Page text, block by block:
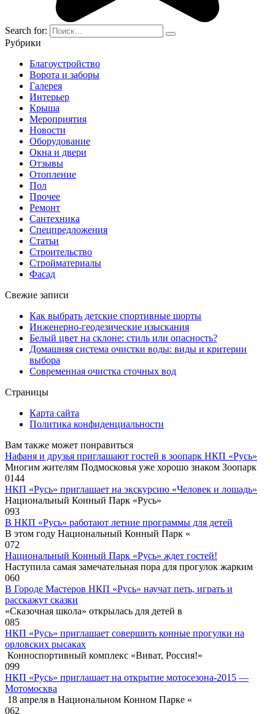
Search for:
Рубрики
Благоустройство
Ворота и заборы
Галерея
Интерьер
Крыша
Мероприятия
Новости
Оборудование
Окна и двери
Отзывы
Отопление
Пол
Прочее
Ремонт
Сантехника
Спецпредложения
Статьи
Строительство
Стройматериалы
Фасад
Свежие записи
Как выбрать детские спортивные шорты
Инженерно-геодезические изыскания
Белый цвет на склоне: стиль или опасность?
Домашняя система очистки воды: виды и критерии
выбора
Современная очистка сточных вод
Страницы
Карта сайта
Политика конфиденциальности
Вам также может понравиться
Нафаня и друзья приглашают гостей в зоопарк НКП «Русь»
Многим жителям Подмосковья уже хорошо знаком Зоопарк
0144
НКП «Русь» приглашает на экскурсию «Человек и лошадь»
Национальный Конный Парк «Русь»
093
В НКП «Русь» работают летние программы для детей
В этом году Национальный Конный Парк «
072
Национальный Конный Парк «Русь» ждет гостей!
Наступила самая замечательная пора для прогулок жарким
060
В Городе Мастеров НКП «Русь» научат петь, играть и
расскажут сказки
«Сказочная школа» открылась для детей в
085
НКП «Русь» приглашает совершить конные прогулки на
орловских рысаках
Конноспортивный комплекс «Виват, Россия!»
099
НКП «Русь» приглашает на открытие мотосезона-2015 —
Мотомосква
18 апреля в Национальном Конном Парке «
062